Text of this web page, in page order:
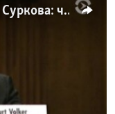
Очередная встреча Волкера и Суркова: что ожидают стороны от переговоров
available